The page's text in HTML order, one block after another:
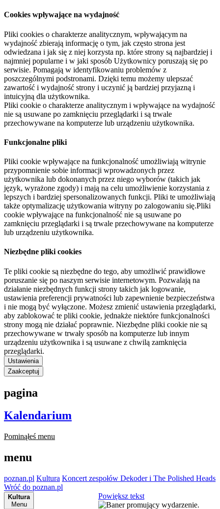
Cookies wpływające na wydajność
Pliki cookies o charakterze analitycznym, wpływającym na
wydajność zbierają informację o tym, jak często strona jest
odwiedzana i jak się z niej korzysta np. które strony są najbardziej i
najmniej popularne i w jaki sposób Użytkownicy poruszają się po
serwisie. Pomagają w identyfikowaniu problemów z
poszczególnymi podstronami. Dzięki temu możemy ulepszać
zawartość i wydajność strony i uczynić ją bardziej przyjazną i
intuicyjną dla użytkownika.
Pliki cookie o charakterze analitycznym i wpływające na wydajność
nie są usuwane po zamknięciu przeglądarki i są trwale
przechowywane na komputerze lub urządzeniu użytkownika.
Funkcjonalne pliki
Pliki cookie wpływające na funkcjonalność umożliwiają witrynie
przypomnienie sobie informacji wprowadzonych przez
użytkownika lub dokonanych przez niego wyborów (takich jak
język, wyrażone zgody) i mają na celu umożliwienie korzystania z
lepszych i bardziej spersonalizowanych funkcji. Pliki te umożliwiają
także optymalizację użytkowania witryny po zalogowaniu się.Pliki
cookie wpływające na funkcjonalność nie są usuwane po
zamknięciu przeglądarki i są trwale przechowywane na komputerze
lub urządzeniu użytkownika.
Niezbędne pliki cookies
Te pliki cookie są niezbędne do tego, aby umożliwić prawidłowe
poruszanie się po naszym serwisie internetowym. Pozwalają na
działanie niezbędnych funkcji strony takich jak logowanie,
ustawienia preferencji prywatności lub zapewnienie bezpieczeństwa
i nie mogą być wyłączone. Możesz zmienić ustawienia przeglądarki,
aby zablokować te pliki cookie, jednakże niektóre funkcjonalności
strony mogą nie działać poprawnie. Niezbędne pliki cookie nie są
przechowywane w trwały sposób na komputerze lub innym
urządzeniu użytkownika i są usuwane z chwilą zamknięcia
przeglądarki.
Ustawienia
Zaakceptuj
pagina
Kalendarium
Pominąłeś menu
menu
poznan.pl Kultura Koncert zespołów Dekoder i The Polished Heads
Wróć do poznan.pl
Kultura
Menu
Powiększ tekst